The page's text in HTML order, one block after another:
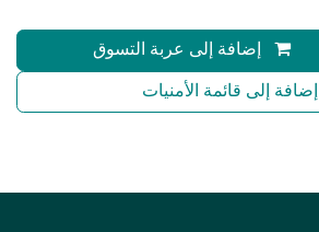
إضافة إلى عربة التسوق
إضافة إلى قائمة الأمنيات